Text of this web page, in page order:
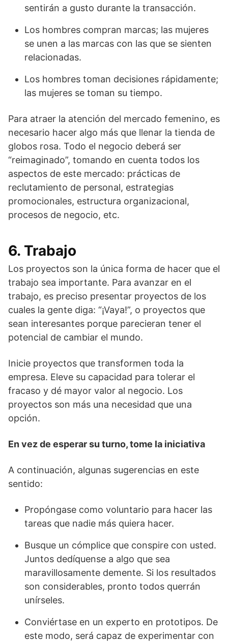
sentirán a gusto durante la transacción.
Los hombres compran marcas; las mujeres
se unen a las marcas con las que se sienten
relacionadas.
Los hombres toman decisiones rápidamente;
las mujeres se toman su tiempo.
Para atraer la atención del mercado femenino, es
necesario hacer algo más que llenar la tienda de
globos rosa. Todo el negocio deberá ser
“reimaginado”, tomando en cuenta todos los
aspectos de este mercado: prácticas de
reclutamiento de personal, estrategias
promocionales, estructura organizacional,
procesos de negocio, etc.
6. Trabajo
Los proyectos son la única forma de hacer que el
trabajo sea importante. Para avanzar en el
trabajo, es preciso presentar proyectos de los
cuales la gente diga: “¡Vaya!”, o proyectos que
sean interesantes porque parecieran tener el
potencial de cambiar el mundo.
Inicie proyectos que transformen toda la
empresa. Eleve su capacidad para tolerar el
fracaso y dé mayor valor al negocio. Los
proyectos son más una necesidad que una
opción.
En vez de esperar su turno, tome la iniciativa
A continuación, algunas sugerencias en este
sentido:
Propóngase como voluntario para hacer las
tareas que nadie más quiera hacer.
Busque un cómplice que conspire con usted.
Juntos dedíquense a algo que sea
maravillosamente demente. Si los resultados
son considerables, pronto todos querrán
unírseles.
Conviértase en un experto en prototipos. De
este modo, será capaz de experimentar con